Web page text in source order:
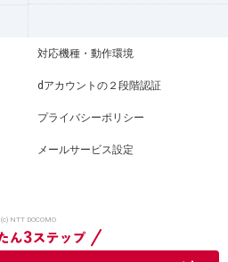
対応機種・動作環境
dアカウントの２段階認証
プライバシーポリシー
メールサービス設定
(c) NTT DOCOMO